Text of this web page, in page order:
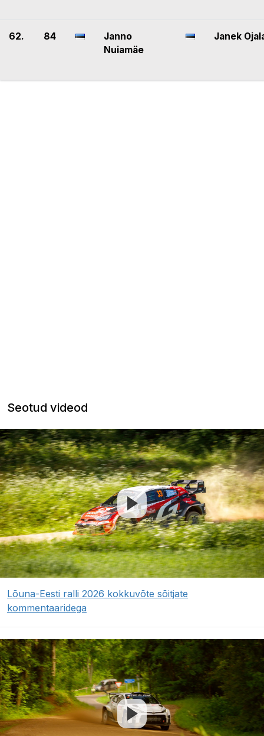
62. 84
Janno
Nuiamäe
Janek
Seotud videod
Lõuna-Eesti ralli 2026 kokkuvõte sõitjate
kommentaaridega